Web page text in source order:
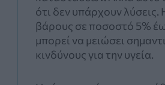
ότι δεν υπάρχουν λύσεις.
βάρους σε ποσοστό 5%
μπορεί να μειώσει
κινδύνους για την υγεία.